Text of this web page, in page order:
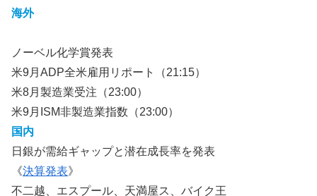
海外
ノーベル化学賞発表
米9月ADP全米雇用リポート（21:15）
米8月製造業受注（23:00）
米9月ISM非製造業指数（23:00）
国内
日銀が需給ギャップと潜在成長率を発表
《決算発表》
不二越、エスプール、天満屋ス、バイク王